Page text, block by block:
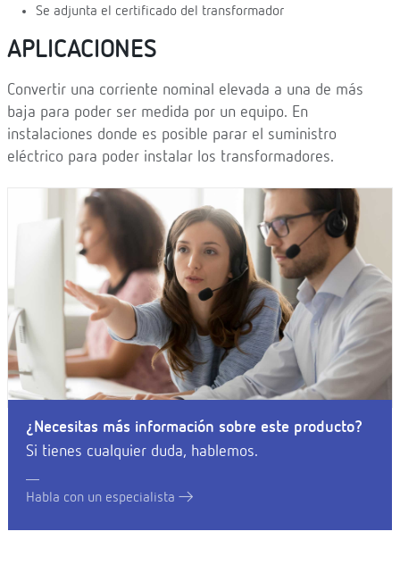
Se adjunta el certificado del transformador
APLICACIONES
Convertir una corriente nominal elevada a una de más
baja para poder ser medida por un equipo. En
instalaciones donde es posible parar el suministro
eléctrico para poder instalar los transformadores.
¿Necesitas más información sobre este producto?
Si tienes cualquier duda, hablemos.
Habla con un especialista